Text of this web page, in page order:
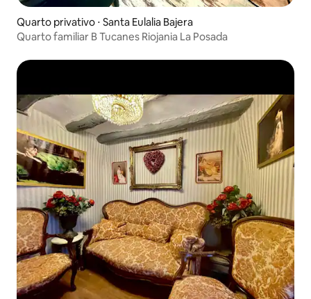
Quarto privativo ⋅ Santa Eulalia Bajera
Quarto familiar B Tucanes Riojania La Posada